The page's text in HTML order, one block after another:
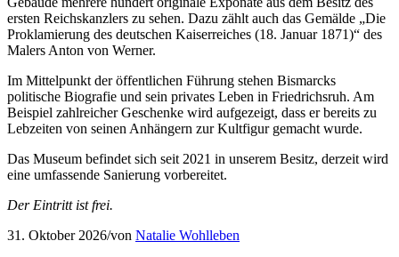
ersten Reichskanzlers zu sehen. Dazu zählt auch das Gemälde „Die
Proklamierung des deutschen Kaiserreiches (18. Januar 1871)“ des
Malers Anton von Werner.
Im Mittelpunkt der öffentlichen Führung stehen Bismarcks
politische Biografie und sein privates Leben in Friedrichsruh. Am
Beispiel zahlreicher Geschenke wird aufgezeigt, dass er bereits zu
Lebzeiten von seinen Anhängern zur Kultfigur gemacht wurde.
Das Museum befindet sich seit 2021 in unserem Besitz, derzeit wird
eine umfassende Sanierung vorbereitet.
Der Eintritt ist frei.
31. Oktober 2026/von Natalie Wohlleben